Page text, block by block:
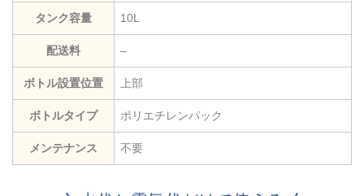
タンク容量 10L
配送料 –
ボトル設置位置 上部
ボトルタイプ ポリエチレンパック
メンテナンス 不要